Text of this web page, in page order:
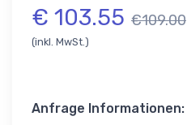
€ 103.55 €109.00
(inkl. MwSt.)
Anfrage Informationen: